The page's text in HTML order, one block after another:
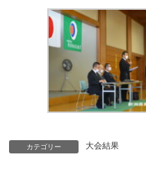
カテゴリー 大会結果